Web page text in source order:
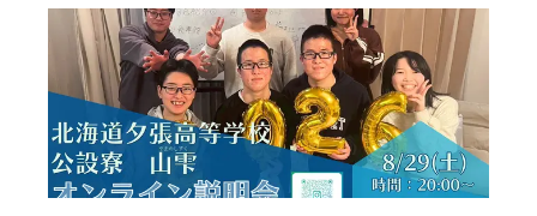
夕張高等学校北海道松前高等学校北海道知内高等学校北海道
上ノ国高等学校北海道奥尻高等学校ニセコ国際高等学校北海
道おといねっぷ美術工芸高等学校北海道幌加内高等学校北海
道苫前商業高等学校北海道斜里高等学校北海道湧別高等学校
北海道大空高等学校北海道平取高等学校北海道上士幌高等学
校北海道大樹高等学校北海道池田高等学校北海道白糠高等学
校北海道標津高等学校北海道羅臼高等学校北海道佐呂間高等
学校北海道雄武高等学校北海道月形高等学校 東北 青森県
立三戸高等学校青森県立名久井農業高等学校岩手県立沼宮内